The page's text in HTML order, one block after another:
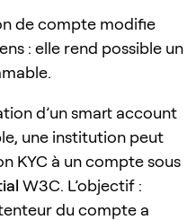
de compte modifie
: elle rend possible un
d’un smart account
une institution peut
KYC à un compte sous
W3C. L’objectif :
du compte a